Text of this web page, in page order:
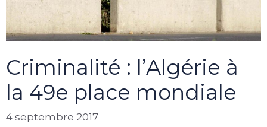
Criminalité : l’Algérie à
la 49e place mondiale
4 septembre 2017